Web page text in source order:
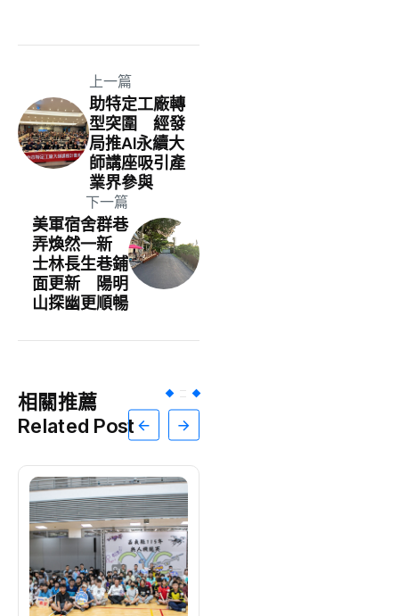
上一篇
助特定工廠轉
型突圍 經發
局推AI永續大
師講座吸引產
業界參與
下一篇
美軍宿舍群巷
弄煥然一新
士林長生巷鋪
面更新 陽明
山探幽更順暢
相關推薦
Related Post